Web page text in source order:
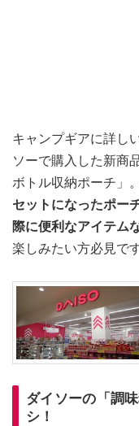
キャンプギアに詳し
ソーで購入した新商
ボトル収納ポーチ」
セットになったポー
際に便利なアイテム
楽しみたい方必見で
ダイソーの「調
シ！